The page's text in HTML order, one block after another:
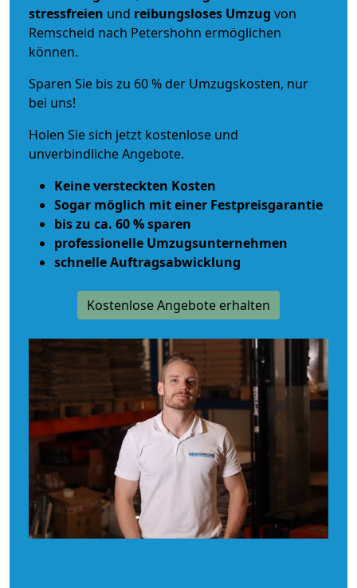
stressfreien und reibungsloses Umzug von
Remscheid nach Petershohn ermöglichen
können.
Sparen Sie bis zu 60 % der Umzugskosten, nur
bei uns!
Holen Sie sich jetzt kostenlose und
unverbindliche Angebote.
Keine versteckten Kosten
Sogar möglich mit einer Festpreisgarantie
bis zu ca. 60 % sparen
professionelle Umzugsunternehmen
schnelle Auftragsabwicklung
Kostenlose Angebote erhalten